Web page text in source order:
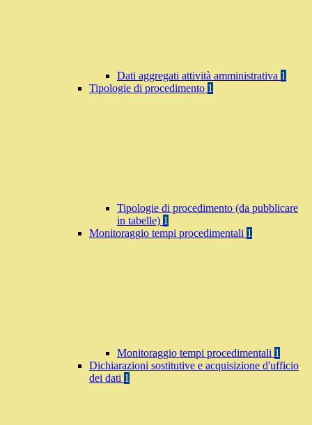
Dati aggregati attività amministrativa 1
Tipologie di procedimento 1
Tipologie di procedimento (da pubblicare
in tabelle) 1
Monitoraggio tempi procedimentali 1
Monitoraggio tempi procedimentali 1
Dichiarazioni sostitutive e acquisizione d'ufficio
dei dati 1